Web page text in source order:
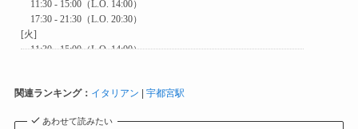
関連ランキング： イタリアン 宇都宮駅
あわせて読みたい